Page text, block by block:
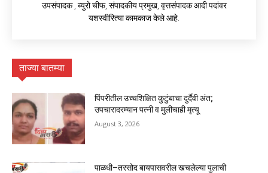
उपसंपादक , ब्युरो चीफ, संपादकीय प्रमुख, वृत्तसंपादक आदी पदांवर
यशस्वीरित्या कामकाज केले आहे.
ताज्या बातम्या
पिंपरीतील उच्चशिक्षित कुटुंबाचा दुर्दैवी अंत;
उपचारादरम्यान पत्नी व मुलीचाही मृत्यू
August 3, 2026
पाळधी–तरसोद बायपासवरील खचलेल्या पुलाची